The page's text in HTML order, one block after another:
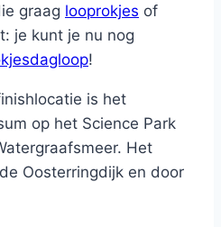
graag looprokjes of
je kunt je nu nog
!
is het
op het Science Park
Het
Oosterringdijk en door